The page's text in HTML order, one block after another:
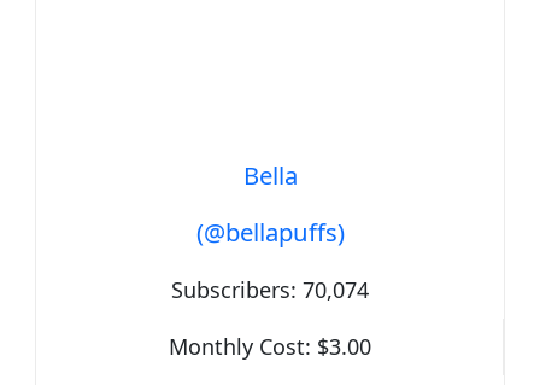
Bella
(@bellapuffs)
Subscribers: 70,074
Monthly Cost: $3.00